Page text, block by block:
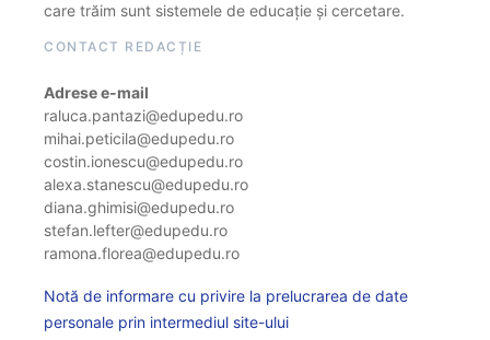
care trăim sunt sistemele de educație și cercetare.
CONTACT REDACȚIE
Adrese e-mail
raluca.pantazi@edupedu.ro
mihai.peticila@edupedu.ro
costin.ionescu@edupedu.ro
alexa.stanescu@edupedu.ro
diana.ghimisi@edupedu.ro
stefan.lefter@edupedu.ro
ramona.florea@edupedu.ro
Notă de informare cu privire la prelucrarea de date
personale prin intermediul site-ului